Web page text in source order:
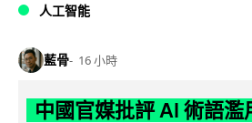
人工智能
藍骨 16 小時
中國官媒批評 AI 術語